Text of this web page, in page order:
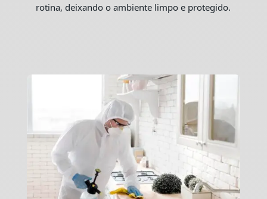
rotina, deixando o ambiente limpo e protegido.